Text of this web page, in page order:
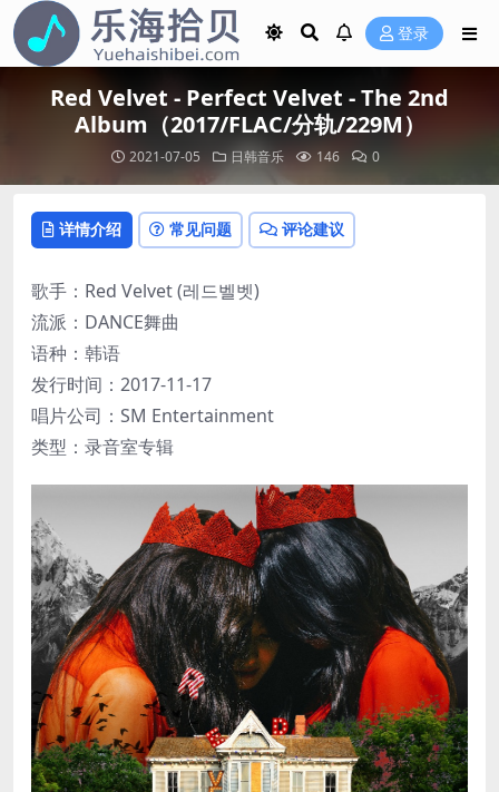
登录
Red Velvet - Perfect Velvet - The 2nd
Album（2017/FLAC/分轨/229M）
2021-07-05 日韩音乐 146 0
详情介绍 常见问题 评论建议
歌手：Red Velvet (레드벨벳)
流派：DANCE舞曲
语种：韩语
发行时间：2017-11-17
唱片公司：SM Entertainment
类型：录音室专辑